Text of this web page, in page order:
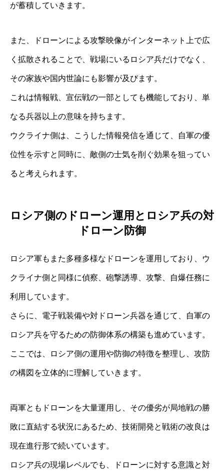
が蓄積していきます。
また、ドローンによる攻撃映像がインターネット上で広
く拡散されることで、戦場にいるロシア兵だけでなく、
その家族や国内世論にも影響が及びます。
これは情報戦、宣伝戦の一部としても機能しており、単
なる兵器以上の意味を持ちます。
ウクライナ側は、こうした情報発信を通じて、自軍の優
位性を示すと同時に、敵側の士気を削ぐ効果を狙ってい
ると考えられます。
ロシア側のドローン運用とロシア兵の対
ドローン防御
ロシア軍もまた多種多様なドローンを運用しており、ウ
クライナ側と同様に偵察、砲撃誘導、攻撃、自爆任務に
利用しています。
さらに、電子戦装備や対ドローン兵器を通じて、自軍の
ロシア兵を守るための防御体系の構築も進めています。
ここでは、ロシア側の運用や防御の特徴を整理し、攻防
の構図を立体的に理解していきます。
両軍ともドローンを大量運用し、その優劣が局地戦の勝
敗に直結する状況にあるため、技術開発と戦術の改良は
現在進行形で続いています。
ロシア兵の現場レベルでも、ドローンに対する意識と対